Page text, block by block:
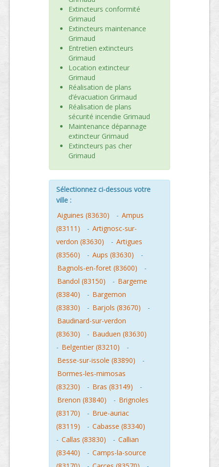
Extincteurs conformité
Grimaud
Extincteurs maintenance
Grimaud
Entretien extincteurs
Grimaud
Location extincteur
Grimaud
Réalisation de plans
d’évacuation Grimaud
Réalisation de plans
sécurité incendie Grimaud
Maintenance dépannage
extincteur Grimaud
Extincteurs pas cher
Grimaud
Sélectionnez ci-dessous votre
ville :
Aiguines (83630)
- Ampus
(83111)
- Artignosc-sur-
verdon (83630)
- Artigues
(83560)
- Aups (83630)
-
Bagnols-en-foret (83600)
-
Bandol (83150)
- Bargeme
(83840)
- Bargemon
(83830)
- Barjols (83670)
-
Baudinard-sur-verdon
(83630)
- Bauduen (83630)
- Belgentier (83210)
-
Besse-sur-issole (83890)
-
Bormes-les-mimosas
(83230)
- Bras (83149)
-
Brenon (83840)
- Brignoles
(83170)
- Brue-auriac
(83119)
- Cabasse (83340)
- Callas (83830) - Callian
(83440)
- Camps-la-source